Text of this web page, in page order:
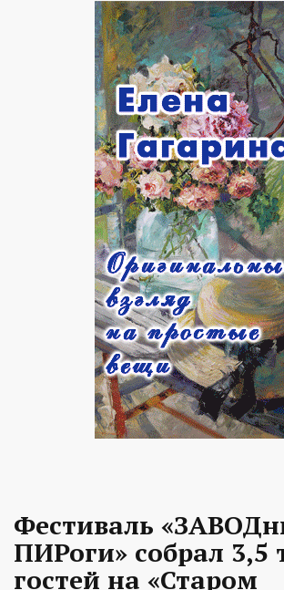
Фестиваль
ПИРоги» собрал 3,5
гостей на «Старом